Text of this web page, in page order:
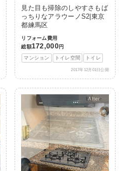
見た目も掃除のしやすさもば
っちりなアラウーノS2|東京
都練馬区
リフォーム費用
総額172,000円
マンション
トイレ空間 トイレ
2017年12月01日公開
After